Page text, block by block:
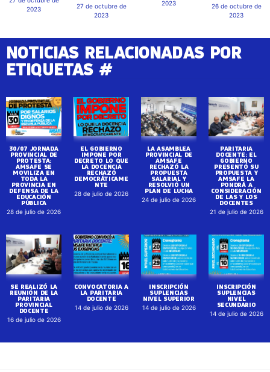
2023
27 de octubre de
2023
2023
26 de octubre de
2023
NOTICIAS RELACIONADAS POR
ETIQUETAS #
30/07 JORNADA
PROVINCIAL DE
PROTESTA:
AMSAFE SE
MOVILIZA EN
TODA LA
PROVINCIA EN
DEFENSA DE LA
EDUCACIÓN
PÚBLICA
28 de julio de 2026
EL GOBIERNO
IMPONE POR
DECRETO LO QUE
LA DOCENCIA
RECHAZÓ
DEMOCRÁTICAME
NTE
28 de julio de 2026
LA ASAMBLEA
PROVINCIAL DE
AMSAFE
RECHAZÓ LA
PROPUESTA
SALARIAL Y
RESOLVIÓ UN
PLAN DE LUCHA
24 de julio de 2026
PARITARIA
DOCENTE: EL
GOBIERNO
PRESENTÓ SU
PROPUESTA Y
AMSAFE LA
PONDRÁ A
CONSIDERACIÓN
DE LAS Y LOS
DOCENTES
21 de julio de 2026
SE REALIZÓ LA
REUNIÓN DE LA
PARITARIA
PROVINCIAL
DOCENTE
16 de julio de 2026
CONVOCATORIA A
LA PARITARIA
DOCENTE
14 de julio de 2026
INSCRIPCIÓN
SUPLENCIAS
NIVEL SUPERIOR
14 de julio de 2026
INSCRIPCIÓN
SUPLENCIAS
NIVEL
SECUNDARIO
14 de julio de 2026